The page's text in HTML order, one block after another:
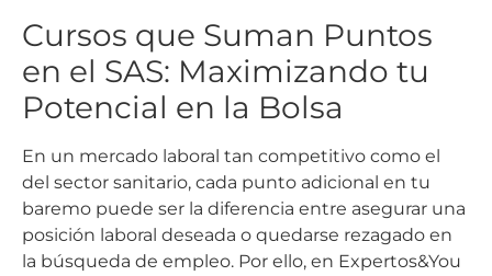
Cursos que Suman Puntos
en el SAS: Maximizando tu
Potencial en la Bolsa
En un mercado laboral tan competitivo como el
del sector sanitario, cada punto adicional en tu
baremo puede ser la diferencia entre asegurar una
posición laboral deseada o quedarse rezagado en
la búsqueda de empleo. Por ello, en Expertos&You